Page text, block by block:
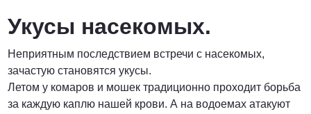
Укусы насекомых.
Неприятным последствием встречи с насекомых,
зачастую становятся укусы.
Летом у комаров и мошек традиционно проходит борьба
за каждую каплю нашей крови. А на водоемах атакуют